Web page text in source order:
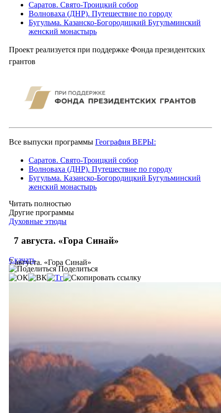
Саратов. Свято-Троицкий собор
Волноваха (ДНР). Путешествие по городу
Бугульма. Казанско-Богородицкий Бугульминский
женский монастырь
Проект реализуется при поддержке Фонда президентских
грантов
Все выпуски программы География ВЕРЫ:
Саратов. Свято-Троицкий собор
Волноваха (ДНР). Путешествие по городу
Бугульма. Казанско-Богородицкий Бугульминский
женский монастырь
Читать полностью
Другие программы
Духовные этюды
7 августа. «Гора Синай»
7 августа. «Гора Синай»
Скачать
Поделиться